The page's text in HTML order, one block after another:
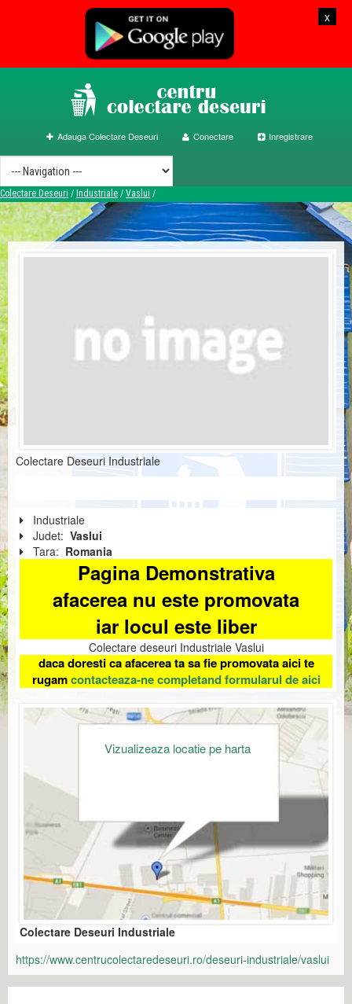
x
Adauga Colectare Deseuri Conectare Inregistrare
Colectare Deseuri / Industriale / Vaslui /
Colectare Deseuri Industriale
Industriale
Judet: Vaslui
Tara: Romania
Pagina Demonstrativa
afacerea nu este promovata
iar locul este liber
Colectare deseuri Industriale Vaslui
daca doresti ca afacerea ta sa fie promovata aici te
rugamcontacteaza-ne completand formularul de aici
Vizualizeaza locatie pe harta
Colectare Deseuri Industriale
https://www.centrucolectaredeseuri.ro/deseuri-industriale/vaslui